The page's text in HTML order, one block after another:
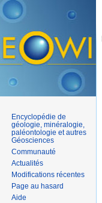
Encyclopédie de
géologie, minéralogie,
paléontologie et autres
Géosciences
Communauté
Actualités
Modifications récentes
Page au hasard
Aide